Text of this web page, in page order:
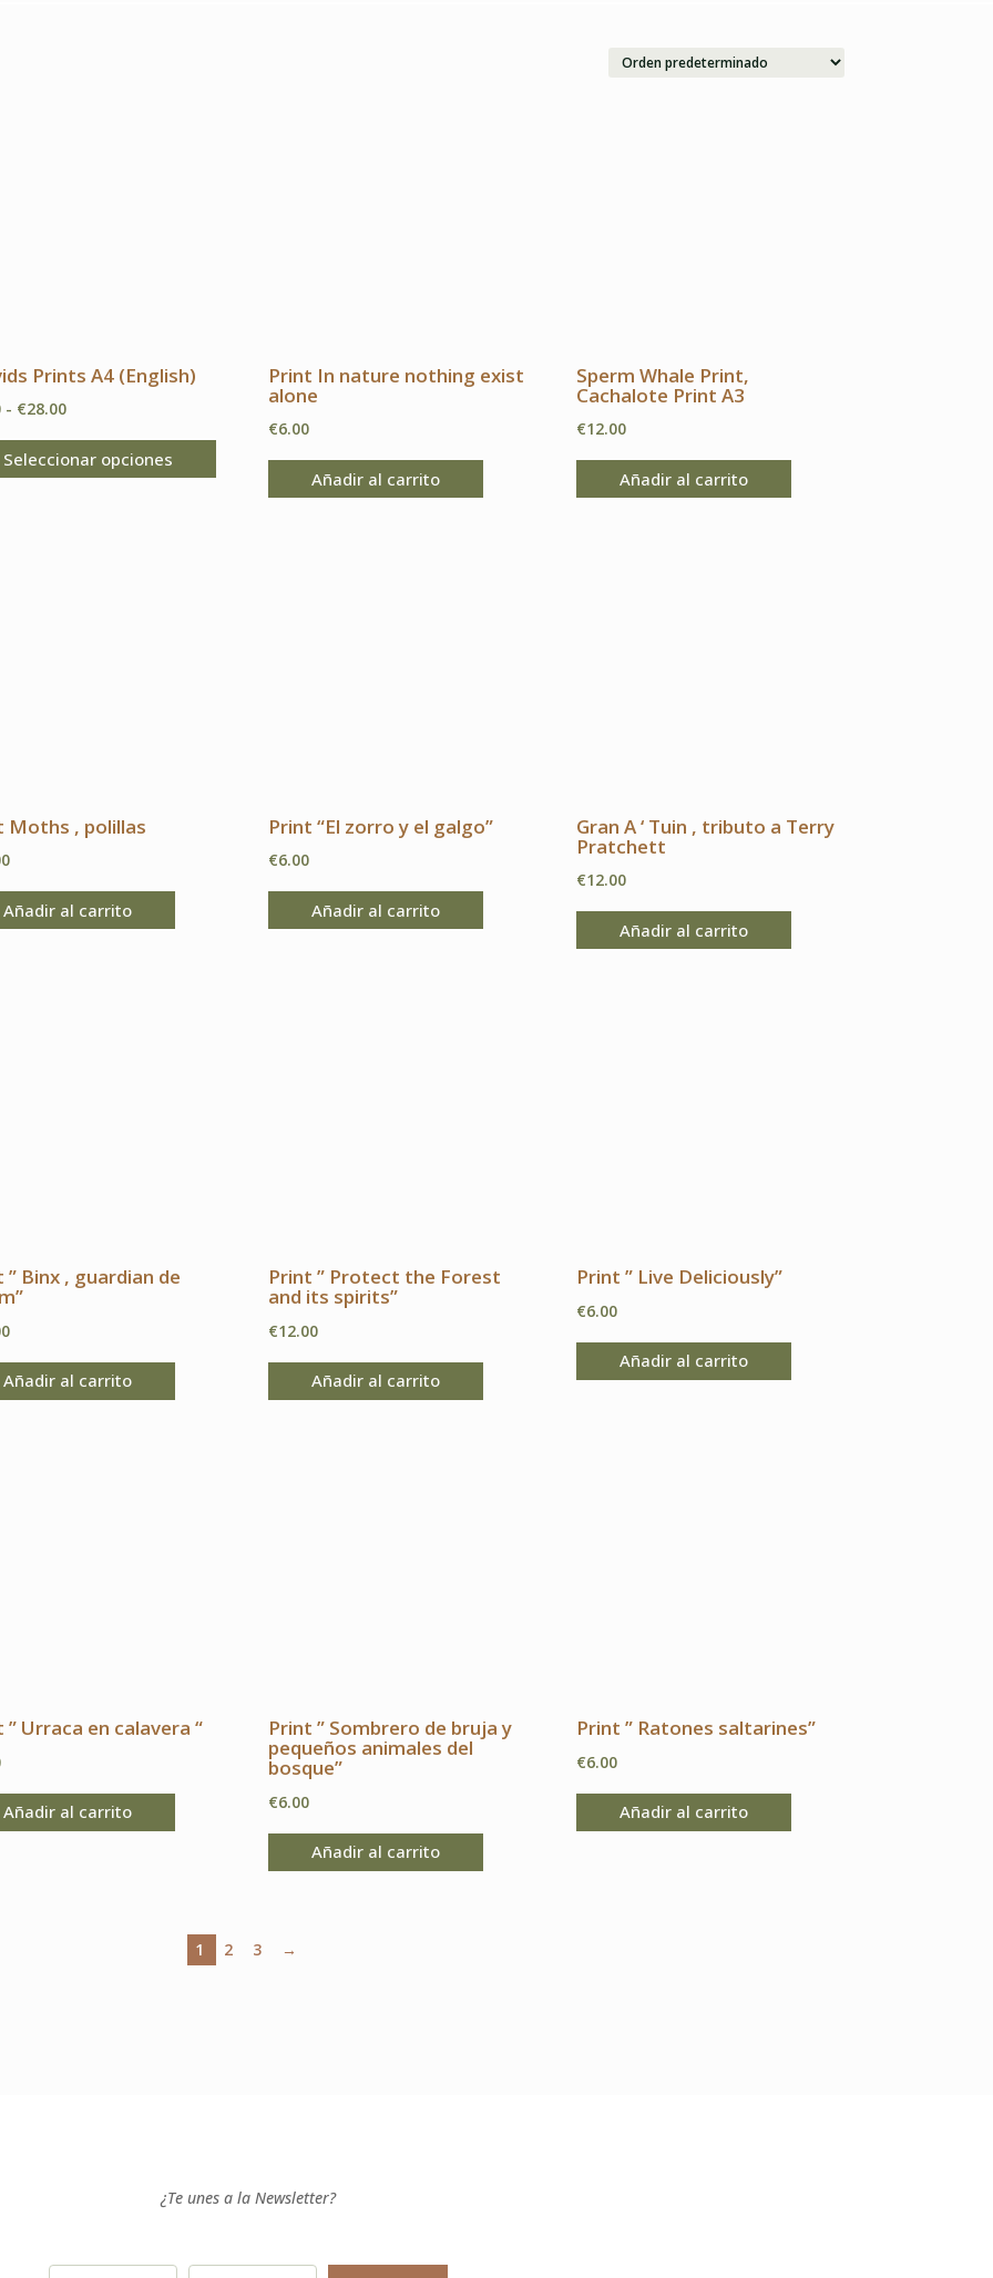
Prints A4 (English)
- €28.00Rango
de
precios:
Seleccionar opciones
Este
producto
producto
Print In nature nothing exist
alone
€6.00
Añadir al carrito
Sperm Whale Print,
Cachalote Print A3
€12.00
Añadir al carrito
Moths , polillas
Añadir al carrito
Print “El zorro y el galgo”
€6.00
Añadir al carrito
Gran A ‘ Tuin , tributo a Terry
Pratchett
€12.00
Añadir al carrito
” Binx , guardian de
Añadir al carrito
Print ” Protect the Forest
and its spirits”
€12.00
Añadir al carrito
Print ” Live Deliciously”
€6.00
Añadir al carrito
” Urraca en calavera “
Añadir al carrito
Print ” Sombrero de bruja y
pequeños animales del
bosque”
€6.00
Añadir al carrito
Print ” Ratones saltarines”
€6.00
Añadir al carrito
1 2 3 →
¿Te unes a la Newsletter?